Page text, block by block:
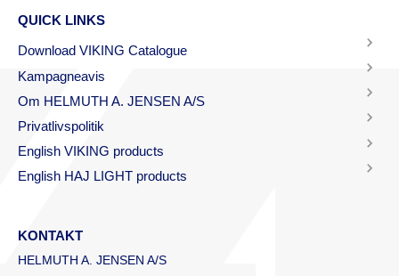
QUICK LINKS
Download VIKING Catalogue
Kampagneavis
Om HELMUTH A. JENSEN A/S
Privatlivspolitik
English VIKING products
English HAJ LIGHT products
KONTAKT
HELMUTH A. JENSEN A/S